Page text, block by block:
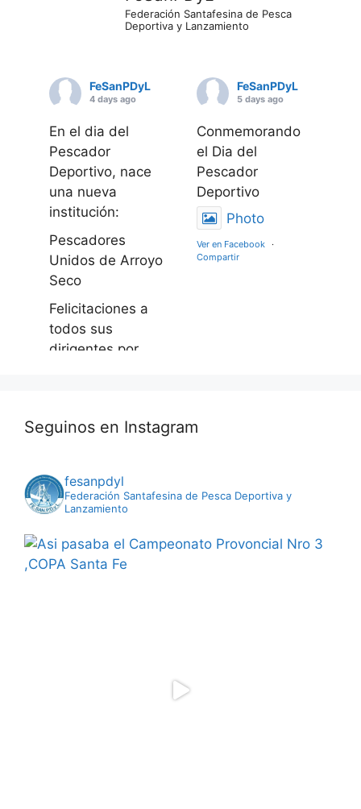
Federación Santafesina de Pesca
Deportiva y Lanzamiento
FeSanPDyL
4 days ago
En el dia del
Pescador
Deportivo, nace
una nueva
institución:
Pescadores
Unidos de Arroyo
Seco
Felicitaciones a
todos sus
dirigentes por
o deportivo de
Photo
Ver en Facebook
·
Compartir
FeSanPDyL
5 days ago
Conmemorando
el Dia del
Pescador
Deportivo
Photo
Ver en Facebook
·
Compartir
Seguinos en Instagram
fesanpdyl
Federación Santafesina de Pesca Deportiva y
Lanzamiento